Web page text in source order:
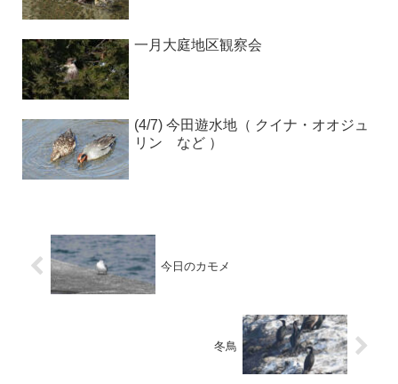
一月大庭地区観察会
(4/7) 今田遊水地（ クイナ・オオジュ
リン など ）
今日のカモメ
冬鳥